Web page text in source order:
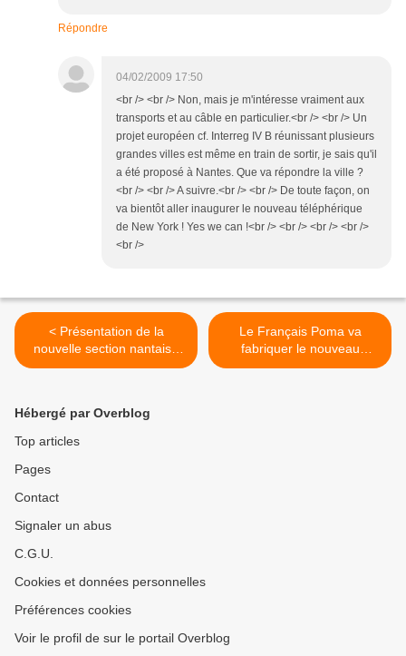
Répondre
04/02/2009 17:50
<br /> <br /> Non, mais je m'intéresse vraiment aux
transports et au câble en particulier.<br /> <br /> Un
projet européen cf. Interreg IV B réunissant plusieurs
grandes villes est même en train de sortir, je sais qu'il
a été proposé à Nantes. Que va répondre la ville ?
<br /> <br /> A suivre.<br /> <br /> De toute façon, on
va bientôt aller inaugurer le nouveau téléphérique
de New York ! Yes we can !<br /> <br /> <br /> <br />
<br />
< Présentation de la
nouvelle section nantaise
du MoDem le 9 janvier
Le Français Poma va
fabriquer le nouveau
téléphérique de New York >
Hébergé par Overblog
Top articles
Pages
Contact
Signaler un abus
C.G.U.
Cookies et données personnelles
Préférences cookies
Voir le profil de sur le portail Overblog